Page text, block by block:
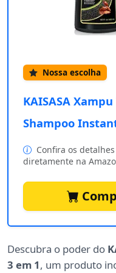
Nossa escolha
KAISASA
Shampoo
Confira os
diretamente na
Descubra o poder do
3 em 1, um produto